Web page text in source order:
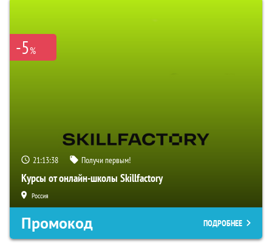
-5%
21:13:37 Получи первым!
Курсы от онлайн-школы Skillfactory
Россия
Промокод ПОДРОБНЕЕ